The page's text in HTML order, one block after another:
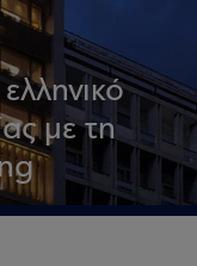
με τη